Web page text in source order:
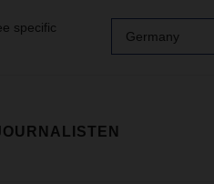
specific
Germany